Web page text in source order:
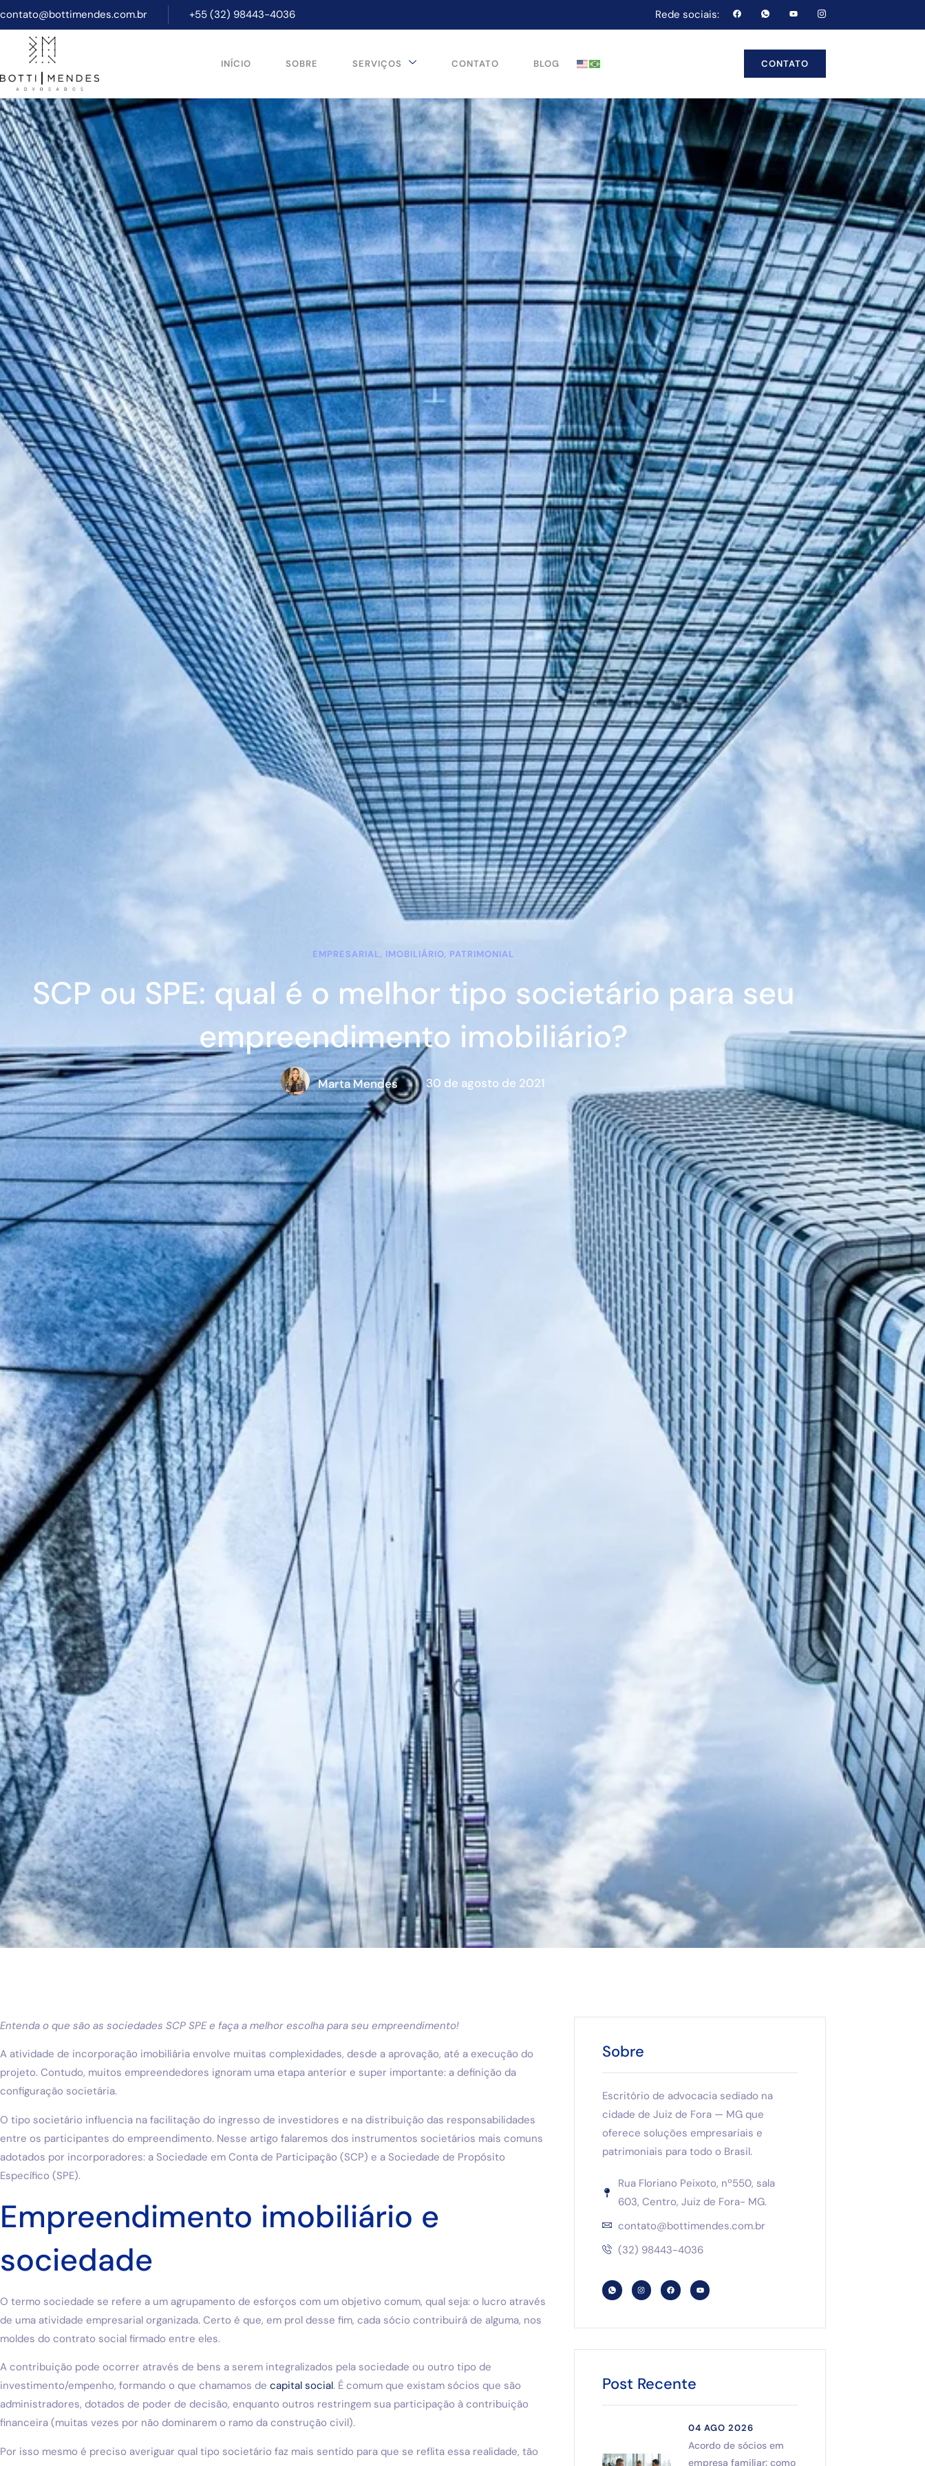
contato@bottimendes.com.br +55 (32) 98443-4036 Rede sociais:
INÍCIO SOBRE SERVIÇOS CONTATO BLOG CONTATO
EMPRESARIAL, IMOBILIÁRIO, PATRIMONIAL
SCP ou SPE: qual é o melhor tipo societário para seu
empreendimento imobiliário?
Marta Mendes 30 de agosto de 2021
Entenda o que são as sociedades SCP SPE e faça a melhor escolha para seu empreendimento!
A atividade de incorporação imobiliária envolve muitas complexidades, desde a aprovação, até a execução do
projeto. Contudo, muitos empreendedores ignoram uma etapa anterior e super importante: a definição da
configuração societária.
O tipo societário influencia na facilitação do ingresso de investidores e na distribuição das responsabilidades
entre os participantes do empreendimento. Nesse artigo falaremos dos instrumentos societários mais comuns
adotados por incorporadores: a Sociedade em Conta de Participação (SCP) e a Sociedade de Propósito
Específico (SPE).
Empreendimento imobiliário e
sociedade
O termo sociedade se refere a um agrupamento de esforços com um objetivo comum, qual seja: o lucro através
de uma atividade empresarial organizada. Certo é que, em prol desse fim, cada sócio contribuirá de alguma, nos
moldes do contrato social firmado entre eles.
A contribuição pode ocorrer através de bens a serem integralizados pela sociedade ou outro tipo de
investimento/empenho, formando o que chamamos de capital social. É comum que existam sócios que são
administradores, dotados de poder de decisão, enquanto outros restringem sua participação à contribuição
financeira (muitas vezes por não dominarem o ramo da construção civil).
Por isso mesmo é preciso averiguar qual tipo societário faz mais sentido para que se reflita essa realidade, tão
Sobre
Escritório de advocacia sediado na
cidade de Juiz de Fora — MG que
oferece soluções empresariais e
patrimoniais para todo o Brasil.
Rua Floriano Peixoto, nº550, sala
603, Centro, Juiz de Fora- MG.
contato@bottimendes.com.br
(32) 98443-4036
Post Recente
04 AGO 2026
Acordo de sócios em
empresa familiar: como